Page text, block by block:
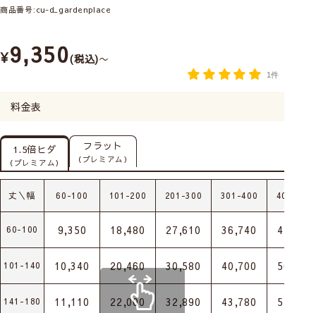
商品番号 cu-d_gardenplace
¥9,350 税込 〜
1件
料金表
1.5倍ヒダ
（プレミアム）
フラット
（プレミアム）
丈＼幅 60-100 101-200 201-300 301-400 401-500
60-100 9,350 18,480 27,610 36,740 45,870
101-140 10,340 20,460 30,580 40,700 50,820
141-180 11,110 22,000 32,890 43,780 54,670